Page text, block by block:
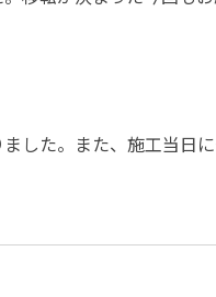
した。また、施工当日